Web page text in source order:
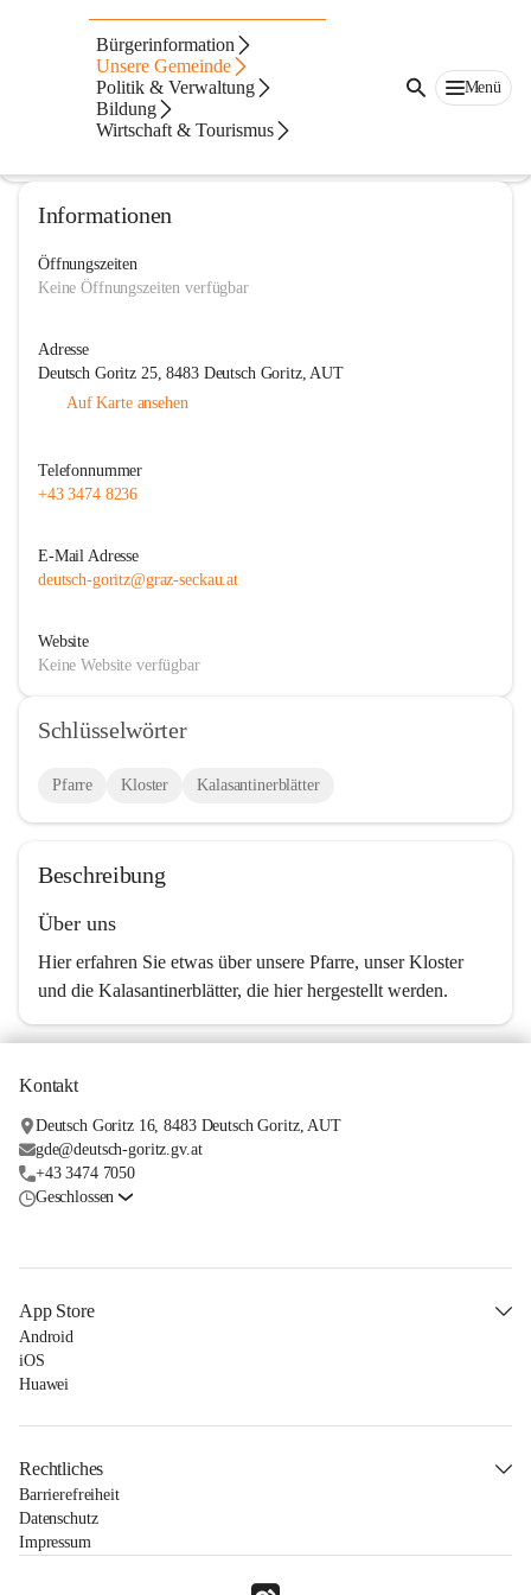
Bürgerinformation
Unsere Gemeinde
Politik & Verwaltung
Bildung
Wirtschaft & Tourismus
Menü
Pfarre Deutsch Goritz
@pfarre-deutsch-goritz
Pfarre
In CITIES öffnen
Informationen
Öffnungszeiten
Keine Öffnungszeiten verfügbar
Adresse
Deutsch Goritz 25, 8483 Deutsch Goritz, AUT
Auf Karte ansehen
Telefonnummer
+43 3474 8236
E-Mail Adresse
deutsch-goritz@graz-seckau.at
Website
Keine Website verfügbar
Schlüsselwörter
Pfarre Kloster Kalasantinerblätter
Beschreibung
Über uns
Hier erfahren Sie etwas über unsere Pfarre, unser Kloster
und die Kalasantinerblätter, die hier hergestellt werden.
Kontakt
Deutsch Goritz 16, 8483 Deutsch Goritz, AUT
gde@deutsch-goritz.gv.at
+43 3474 7050
Geschlossen
App Store
Android
iOS
Huawei
Rechtliches
Barrierefreiheit
Datenschutz
Impressum